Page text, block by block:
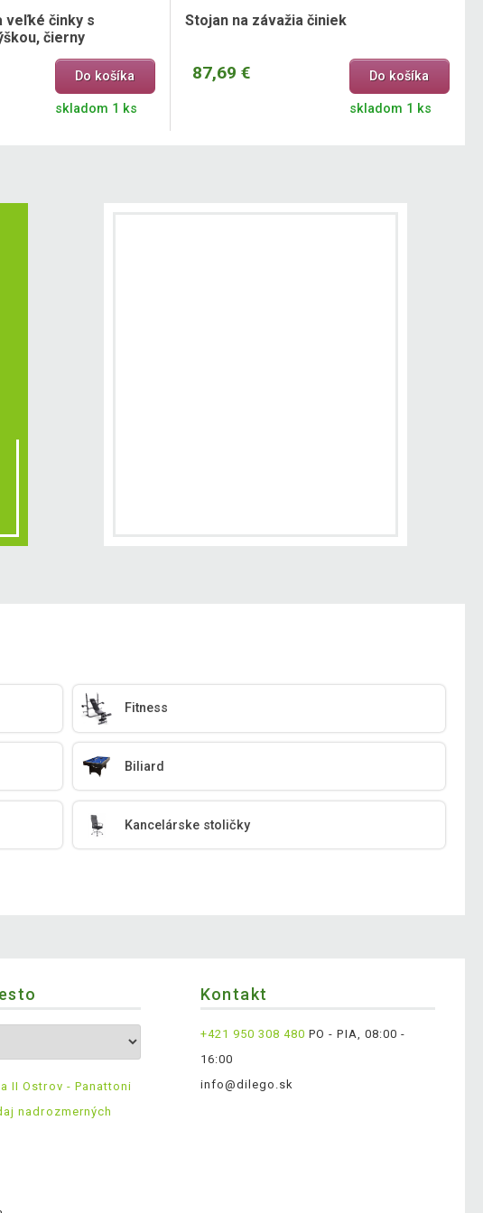
veľké činky s
čierny
Do košíka
skladom 1 ks
Stojan na závažia činiek
87,69 € Do košíka
skladom 1 ks
Fitness
Biliard
Kancelárske stoličky
II Ostrov - Panattoni
nadrozmerných
Kontakt
+421 950 308 480 PO - PIA, 08:00 -
16:00
info@dilego.sk